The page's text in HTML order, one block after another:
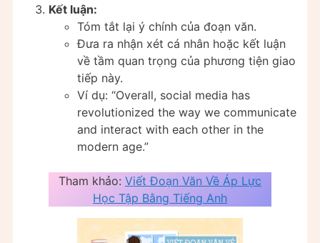
Kết luận:
Tóm tắt lại ý chính của đoạn văn.
Đưa ra nhận xét cá nhân hoặc kết luận
về tầm quan trọng của phương tiện giao
tiếp này.
Ví dụ: “Overall, social media has
revolutionized the way we communicate
and interact with each other in the
modern age.”
Tham khảo: Viết Đoạn Văn Về Áp Lực
Học Tập Bằng Tiếng Anh